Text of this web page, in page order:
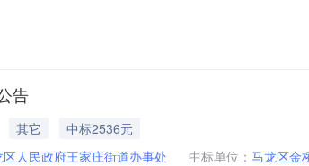
示）：专家抽取记录：中标、成交公告：曲靖市马
告
其它
中标2536元
人民政府王家庄街道办事处 中标单位： 马龙区金